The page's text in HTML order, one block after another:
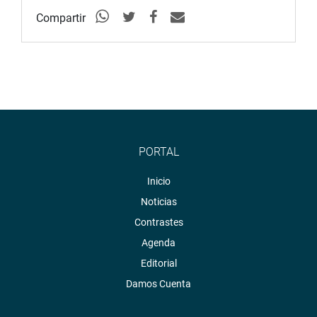
Se trata, entre ellos, de la iniciativa N.° 4971, que plantea
modalidad de destaque del Minsa, sus organismos
Durante la sesión, el congresista Juan Carlos Mori Celis
(AP) sustentó sus propuesta que plantea autorizar al
a EsSalud, a la Sanidad de las Fuerzas Armadas, de la
Compartir
PORTAL
Inicio
Noticias
Contrastes
Agenda
Editorial
Damos Cuenta